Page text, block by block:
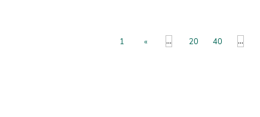
1 « ... 20 40 ...